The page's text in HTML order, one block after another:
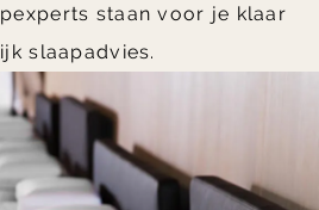
staan voor je klaar
slaapadvies.